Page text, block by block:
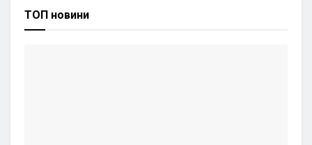
ТОП новини